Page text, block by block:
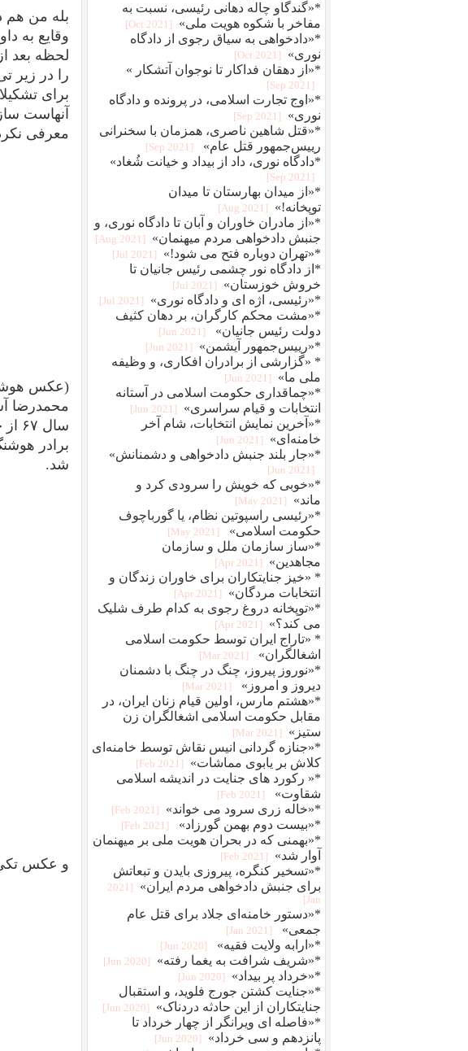
بله من هم
وقایع به
لحظه بعد
را در زیر
برای
آنهاست
معرفی
(عکس
شد.
و عکس
*«گندگاو چاله دهانی رئیسی، نسبت به
مفاخر با شکوه هویت ملی»
[2021 Oct]
*«دادخواهی به سیاق رجوی از دادگاه
نوری»
[2021 Oct]
*«از دهقان فداکار تا نوجوان آتشکار »
[2021 Sep]
*«اوج تجارت اسلامی، در پرونده و دادگاه
نوری»
[2021 Sep]
*«قتل شاهین ناصری، همزمان با سخنرانی
رییس‌جمهور قتل عام»
[2021 Sep]
*دادگاه نوری، داد از بیداد و خیانت شُغاد»
[2021 Sep]
*«از میدان بهارستان تا میدان
توپخانه!»
[2021 Aug]
*«از مادران خاوران و آبان تا دادگاه نوری، و
جنبش دادخواهی مردم میهنمان»
[2021 Aug]
*«تهران دوباره فتح می شود!» [2021 Jul]
*از دادگاه نور چشمی رئیس جانیان تا
خروش خوزستان»
[2021 Jul]
*«رئیسی، اژه ای و دادگاه نوری» [2021 Jul]
*«مشت محکم کارگران، بر دهان کثیف
دولت رئیس جانیان»
[2021 Jun]
*«رییس‌جمهور آیشمن» [2021 Jun]
* «گزارشی از برادران افکاری، و وظیفه
ملی ما»
[2021 Jun]
*«چماقداری حکومت اسلامی در آستانه
انتخابات و قیام سراسری»
[2021 Jun]
*«آخرین نمایش انتخابات، شام آخر
خامنه‌ای»
[2021 Jun]
*«جار بلند جنبش دادخواهی و دشمنانش»
[2021 Jun]
*«خوبی که خویش را سرودی کرد و
ماند»
[2021 May]
*«رئیسی راسپوتین نظام، یا گورباچوف
حکومت اسلامی»
[2021 May]
*«ساز سازمان ملل و سازمان
مجاهدین»
[2021 Apr]
* «خیز جنایتکاران برای خاوران زندگان و
انتخابات مردگان»
[2021 Apr]
*«توپخانه دروغ رجوی به کدام طرف شلیک
می کند؟»
[2021 Apr]
* «تاراج ایران توسط حکومت اسلامی
اشغالگران»
[2021 Mar]
*«نوروز پیروز، چنگ در چنگ با دشمنان
دیروز و امروز»
[2021 Mar]
*«هشتم مارس، اولین قیام زنان ایران، در
مقابل حکومت اسلامی اشغالگران زن
ستیز»
[2021 Mar]
*«جنازه گردانی انیس نقاش توسط خامنه‌ای
کلاش بر یابوی مماشات»
[2021 Feb]
*« رکورد های جنایت در اندیشه اسلامی
شقاوت»
[2021 Feb]
*«خاله زری سرود می خواند» [2021 Feb]
*«بیست دوم بهمن گورزاد» [2021 Feb]
*«بهمنی که در بحران هویت ملی بر میهنمان
آوار شد»
[2021 Feb]
*«تسخیر کنگره، پیروزی بایدن و تبعاتش
برای جنبش دادخواهی مردم ایران»
[2021
Jan]
*«دستور خامنه‌ای جلاد برای قتل عام
جمعی»
[2021 Jan]
*«ارابه ولایت فقیه» [2020 Jun]
*«شریف شرافت به یغما رفته» [2020 Jun]
*«خرداد پر بیداد» [2020 Jun]
*«جنایت کشتن جورج فلوید، و استقبال
جنایتکاران از این حادثه دردناک»
[2020 Jun]
*«فاصله ای ویرانگر از چهار خرداد تا
پانزدهم و سی خرداد»
[2020 Jun]